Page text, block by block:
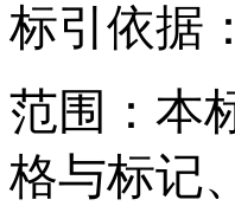
标引依据
范围：本
格与标记